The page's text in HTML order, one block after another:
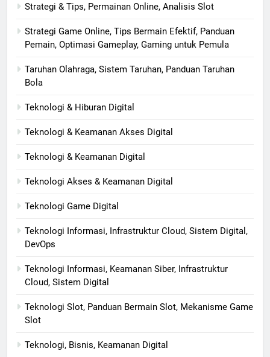
Strategi & Tips, Permainan Online, Analisis Slot
Strategi Game Online, Tips Bermain Efektif, Panduan
Pemain, Optimasi Gameplay, Gaming untuk Pemula
Taruhan Olahraga, Sistem Taruhan, Panduan Taruhan
Bola
Teknologi & Hiburan Digital
Teknologi & Keamanan Akses Digital
Teknologi & Keamanan Digital
Teknologi Akses & Keamanan Digital
Teknologi Game Digital
Teknologi Informasi, Infrastruktur Cloud, Sistem Digital,
DevOps
Teknologi Informasi, Keamanan Siber, Infrastruktur
Cloud, Sistem Digital
Teknologi Slot, Panduan Bermain Slot, Mekanisme Game
Slot
Teknologi, Bisnis, Keamanan Digital